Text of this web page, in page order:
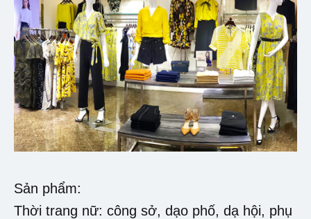
Sản phẩm:
Thời trang nữ: công sở, dạo phố, dạ hội, phụ